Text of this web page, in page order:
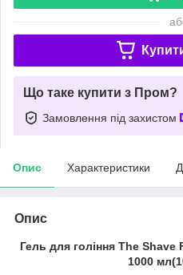
Що таке купити з Пром?
Замовлення під захистом
Опис Характеристики
Опис
Гель для гоління The
1000